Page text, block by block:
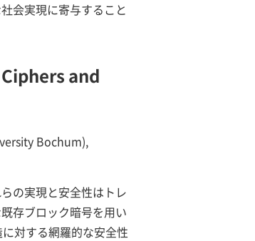
会実現に寄与すること
and
Bochum),
の実現と安全性はトレ
存ブロック暗号を用い
対する網羅的な安全性